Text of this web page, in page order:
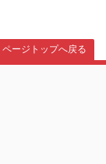
ページトップへ戻る